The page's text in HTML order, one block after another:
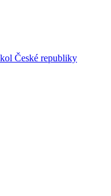
České republiky